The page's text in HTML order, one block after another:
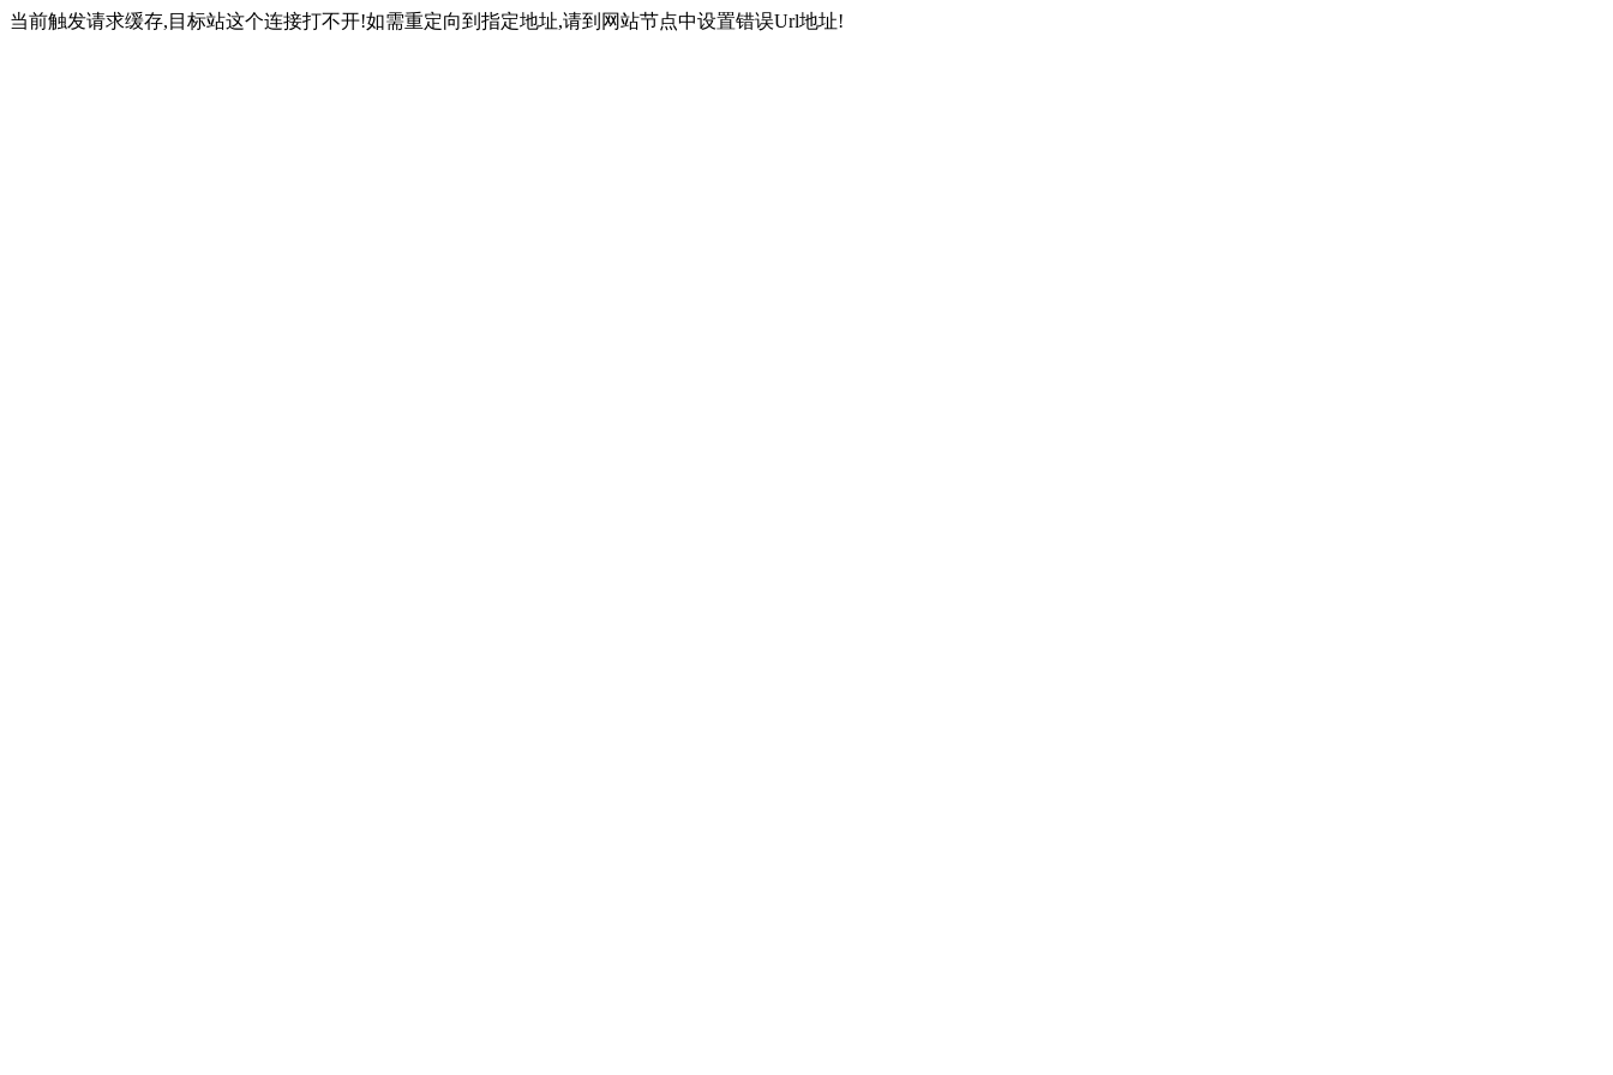
当前触发请求缓存,目标站这个连接打不开!如需重定向到指定地址,请到网站节点中设置错误Url地址!